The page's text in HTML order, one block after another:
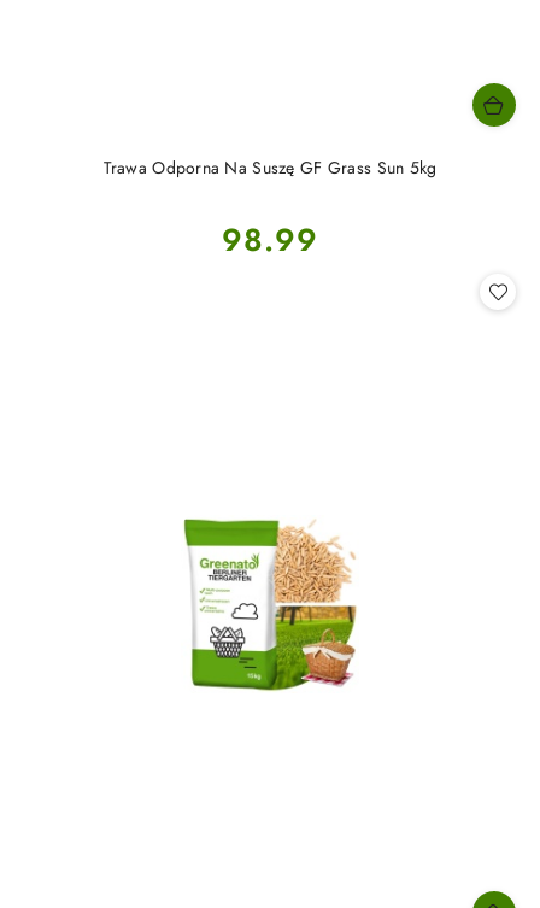
Trawa Odporna Na Suszę GF Grass Sun 5kg
Cena:
98.99